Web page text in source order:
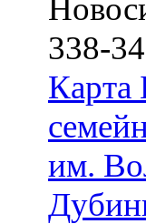
338-
Карта
им.